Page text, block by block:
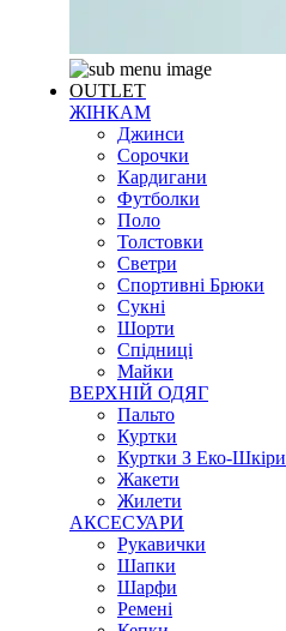
OUTLET
ЖІНКАМ
Джинси
Сорочки
Кардигани
Футболки
Поло
Толстовки
Светри
Спортивні Брюки
Сукні
Шорти
Спідниці
Майки
ВЕРХНІЙ ОДЯГ
Пальто
Куртки
Куртки З Еко-Шкіри
Жакети
Жилети
АКСЕСУАРИ
Рукавички
Шапки
Шарфи
Ремені